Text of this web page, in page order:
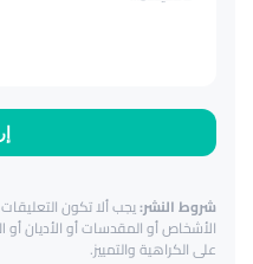
شروط النشر:يجب ألا تكون
الأشخاص أو المقدسات أو الأديان أو
على الكراهية والتمييز.